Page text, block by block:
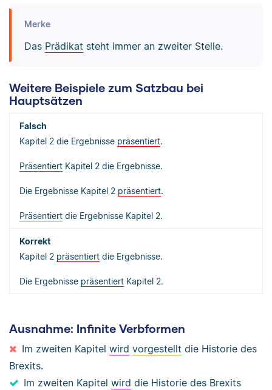
Merke
Das Prädikat steht immer an zweiter Stelle.
Weitere Beispiele zum Satzbau bei
Hauptsätzen
Kapitel 2 die Ergebnisse präsentiert.
Präsentiert Kapitel 2 die Ergebnisse.
Die Ergebnisse Kapitel 2 präsentiert.
Präsentiert die Ergebnisse Kapitel 2.
Kapitel 2 präsentiert die Ergebnisse.
Die Ergebnisse präsentiert Kapitel 2.
Ausnahme: Infinite Verbformen
Im zweiten Kapitel wird vorgestellt die Historie des
Brexits.
Im zweiten Kapitel wird die Historie des Brexits